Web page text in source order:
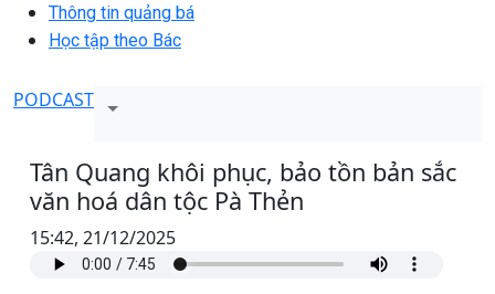
Thông tin quảng bá
Học tập theo Bác
PODCAST
Tân Quang khôi phục, bảo tồn bản sắc
văn hoá dân tộc Pà Thẻn
15:42, 21/12/2025